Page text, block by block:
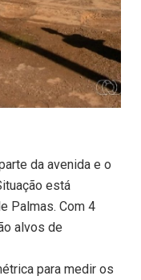
da avenida e o
está
Palmas. Com 4
alvos de
para medir os